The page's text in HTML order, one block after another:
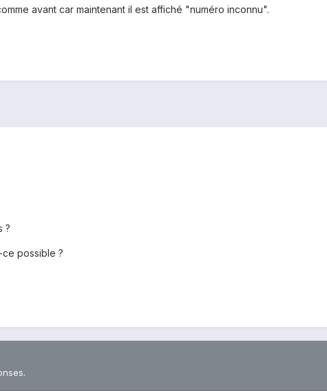
avant car maintenant il est affiché "numéro inconnu".
?
possible ?